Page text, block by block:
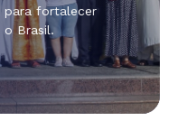
fortalecer
Brasil.